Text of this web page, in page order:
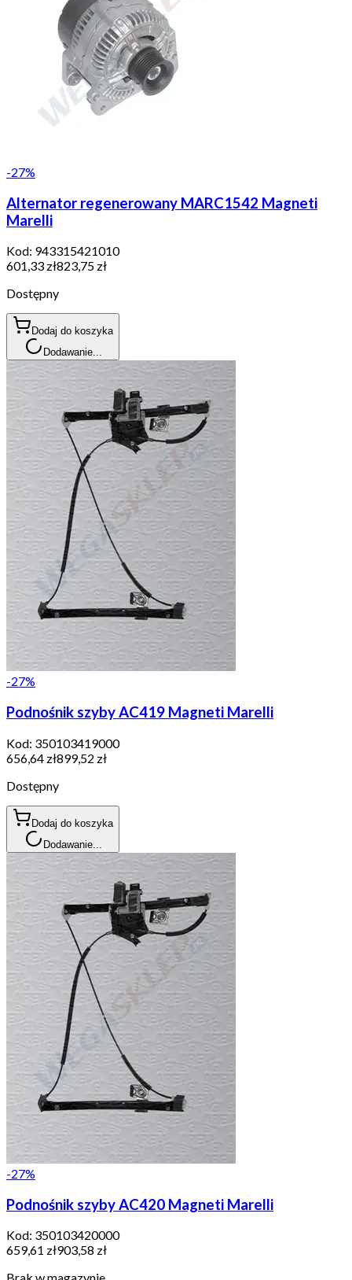
-27%
Alternator regenerowany MARC1542 Magneti
Marelli
Kod: 943315421010
601,33 zł823,75 zł
Dostępny
Dodaj do koszyka
Dodawanie...
-27%
Podnośnik szyby AC419 Magneti Marelli
Kod: 350103419000
656,64 zł899,52 zł
Dostępny
Dodaj do koszyka
Dodawanie...
-27%
Podnośnik szyby AC420 Magneti Marelli
Kod: 350103420000
659,61 zł903,58 zł